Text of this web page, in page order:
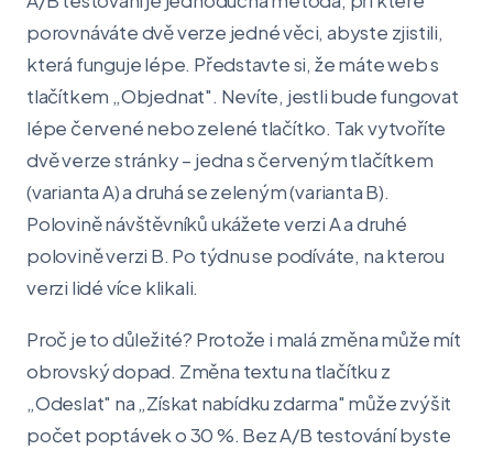
porovnáváte dvě verze jedné věci, abyste zjistili,
která funguje lépe. Představte si, že máte web s
tlačítkem „Objednat". Nevíte, jestli bude fungovat
lépe červené nebo zelené tlačítko. Tak vytvoříte
dvě verze stránky – jedna s červeným tlačítkem
(varianta A) a druhá se zeleným (varianta B).
Polovině návštěvníků ukážete verzi A a druhé
polovině verzi B. Po týdnu se podíváte, na kterou
verzi lidé více klikali.
Proč je to důležité? Protože i malá změna může mít
obrovský dopad. Změna textu na tlačítku z
„Odeslat" na „Získat nabídku zdarma" může zvýšit
počet poptávek o 30 %. Bez A/B testování byste